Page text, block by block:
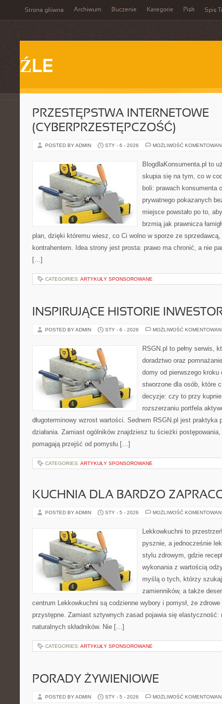
Strona główna Archiwum Buczenie Kategorie Pisk Spis
ŹLE
PRZESTĘPSTWA INTERNETOWE
(CYBERPRZESTĘPCZOŚĆ)
POSTED BY ADMIN STY - 6 - 2026 MOŻLIWOŚĆ
BlogdlaKonsumenta.pl to
skupia się na tym, co w
boli: prawach konsumenta
prywatnego pokazanych
miejsce powstało po to,
brzmią jak prawnicza
plan, dzięki któremu wiesz, co Ci wolno w sporze ze sprzedawcą,
kontrahentem. Idea strony jest prosta: prawo ma chronić, a nie
[…]
CATEGORIES: ARTYKUŁY SPONSOROWANE
INSPIRUJĄCE HISTORIE
POSTED BY ADMIN STY - 6 - 2026 MOŻLIWOŚĆ
RSGN.pl to pełny serwis,
doradztwo oraz
domy od pierwszego
stworzone dla osób, które
decyzje: czy to przy
rozszerzaniu portfela
długoterminowy wzrost wartości. Sednem RSGN.pl jest praktyka
działania. Zamiast ogólników znajdziesz tu ścieżki
pomagają przejść od pomysłu […]
CATEGORIES: ARTYKUŁY SPONSOROWANE
KUCHNIA DLA BARDZO
POSTED BY ADMIN STY - 5 - 2026 MOŻLIWOŚĆ
Lekkowkuchni to
pysznie, a jednocześnie
stylu zdrowym, gdzie
wykonania z wartością
myślą o tych, którzy
zamienników, a także
centrum Lekkowkuchni są codzienne wybory i pomysł, że
przystępne. Zamiast sztywnych zasad pojawia się elastyczność:
naturalnych składników. Nie […]
CATEGORIES: ARTYKUŁY SPONSOROWANE
PORADY ŻYWIENIOWE
POSTED BY ADMIN STY - 5 - 2026 MOŻLIWOŚĆ